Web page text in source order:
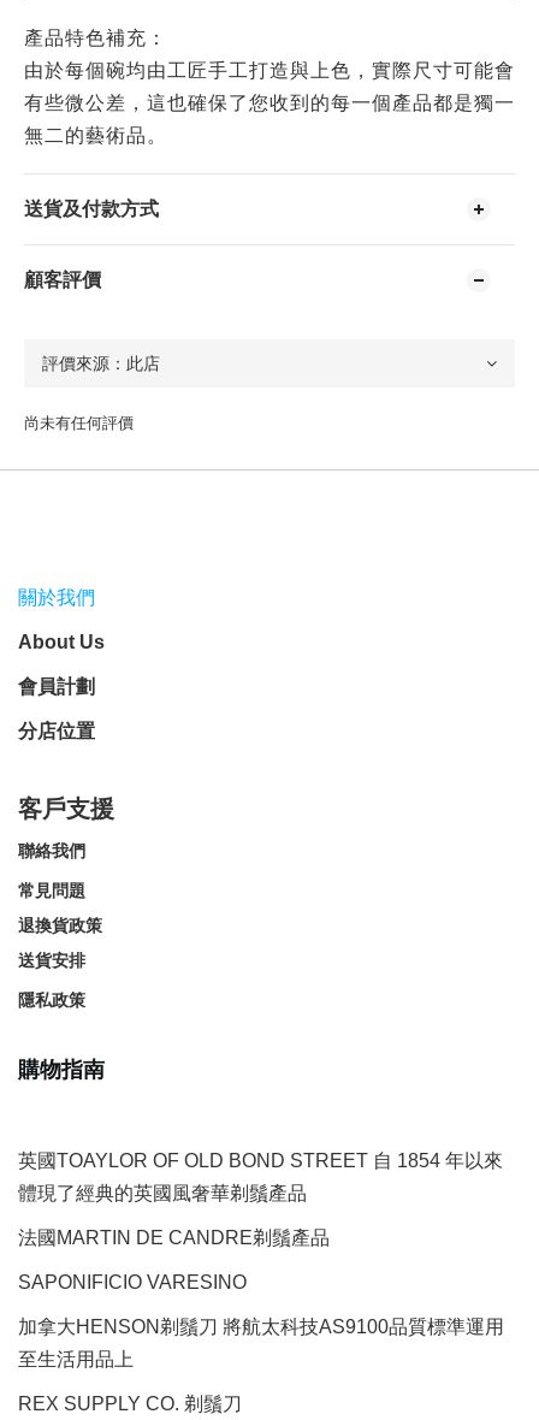
產品特色補充：
由於每個碗均由工匠手工打造與上色 ，實際尺寸可能會
有些微公差，這也確保了您收到的每一個產品都是獨一
無二的藝術品。
送貨及付款方式
顧客評價
尚未有任何評價
關於我們
About Us
會員計劃
分店位置
客戶支援
聯絡我們
常見問題
退換貨政策
送貨安排
隱私政策
購物指南
英國TOAYLOR OF OLD BOND STREET 自 1854 年以來
體現了經典的英國風奢華剃鬚產品
法國MARTIN DE CANDRE剃鬚產品
SAPONIFICIO VARESINO
加拿大HENSON剃鬚刀 將航太科技AS9100品質標準運用
至生活用品上
REX SUPPLY CO. 剃鬚刀